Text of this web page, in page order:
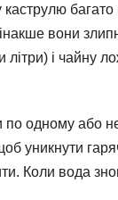
багато
вони
літри) і чайну
по одному або
уникнути
Коли вода